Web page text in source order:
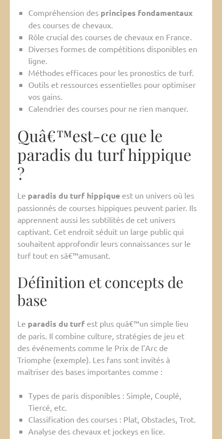
Compréhension des principes fondamentaux
des courses de chevaux.
Rôle crucial des courses de chevaux en France.
Diverses formes de compétitions disponibles en
ligne.
Méthodes efficaces pour les pronostics de turf.
Outils et ressources essentielles pour optimiser
vos gains.
Calendrier des courses pour ne rien manquer.
Quâ€™est-ce que le
paradis du turf hippique
?
Le paradis du turf hippique est un univers où les
passionnés de courses hippiques peuvent parier. Ils
apprennent aussi les subtilités de cet univers
captivant. Cet endroit séduit un large public qui
souhaitent approfondir leurs connaissances sur le
turf tout en sâ€™amusant.
Définition et concepts de
base
Le paradis du turf est plus quâ€™un simple lieu
de paris. Il combine culture, stratégies de jeu et
des événements comme le Prix de l’Arc de
Triomphe (exemple). Les fans sont invités à
maîtriser des bases importantes comme :
Types de paris disponibles : Simple, Couplé,
Tiercé, etc.
Classification des courses : Plat, Obstacles, Trot.
Analyse des chevaux et jockeys en lice.